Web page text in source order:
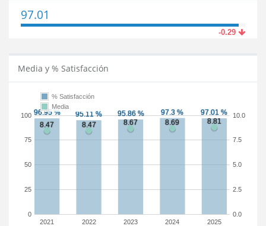
97.01
-0.29
Media y % Satisfacción
2021 2022 2023 2024 2025
0
25
50
75
100
0.0
2.5
5.0
7.5
10.0
% Satisfacción
Media